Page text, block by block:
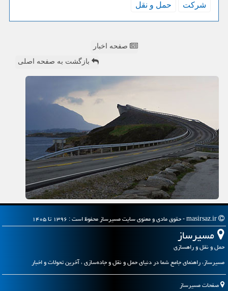
شركت
حمل و نقل
صفحه اخبار
بازگشت به صفحه اصلی
مسیرساز
حمل و نقل و راهسازی
مسیرساز، راهنمای جامع شما در دنیای حمل و نقل و جاده‌سازی ، آخرین تحولات و اخبار
صفحات مسیرساز